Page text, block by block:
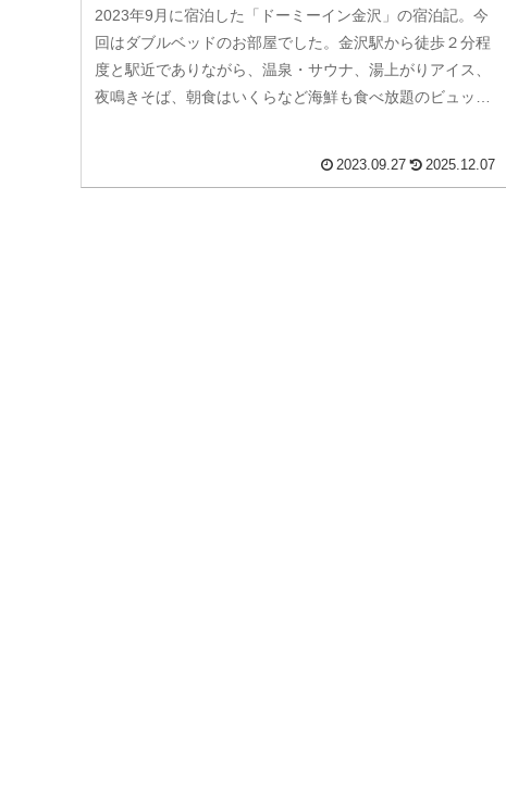
2023年9月に宿泊した「ドーミーイン金沢」の宿泊記。今
回はダブルベッドのお部屋でした。金沢駅から徒歩２分程
度と駅近でありながら、温泉・サウナ、湯上がりアイス、
夜鳴きそば、朝食はいくらなど海鮮も食べ放題のビュッフ
2023.09.27 2025.12.07